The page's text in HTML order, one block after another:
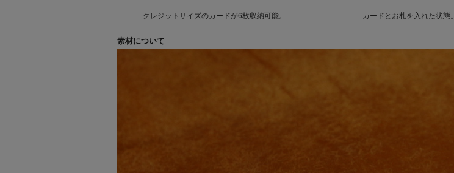
クレジットサイズのカードが6枚収納可能。 カードとお札を入れた状態。
素材について